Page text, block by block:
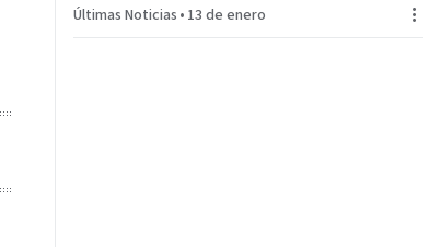
FEDERACIÓN PERUANA de
Últimas Noticias • 13 de enero